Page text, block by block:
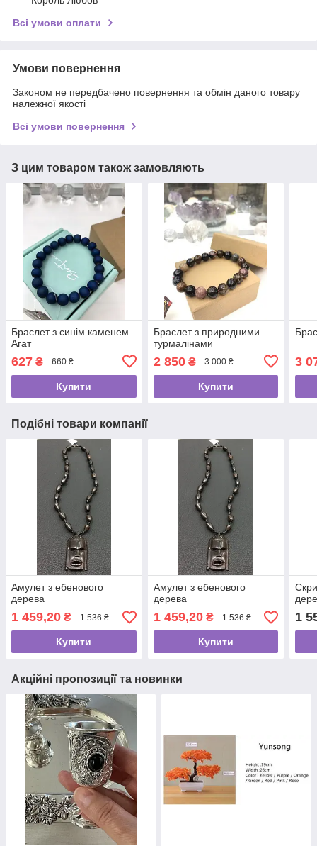
Всі умови оплати
Умови повернення
Законом не передбачено повернення та обмін даного товару
належної якості
Всі умови повернення
З цим товаром також замовляють
Браслет з синім каменем
Агат
627 ₴ 660 ₴
Купити
Браслет з природними
турмалінами
2 850₴ 3 000 ₴
Купити
3
Подібні товари компанії
Амулет з ебенового
дерева
1 459,20 ₴ 1 536 ₴
Купити
Амулет з ебенового
дерева
1 459,20₴ 1 536 ₴
Купити
1
Акційні пропозиції та новинки